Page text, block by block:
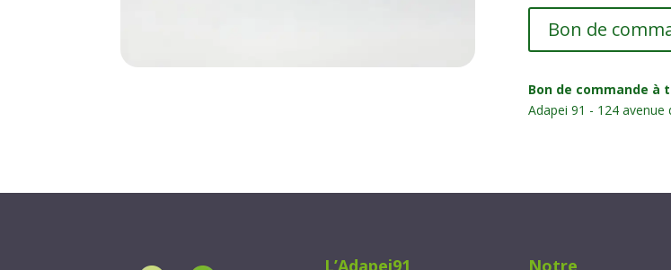
Bon de
Bon de commande à
Adapei 91 - 124 avenue
L’Adapei91
Notre